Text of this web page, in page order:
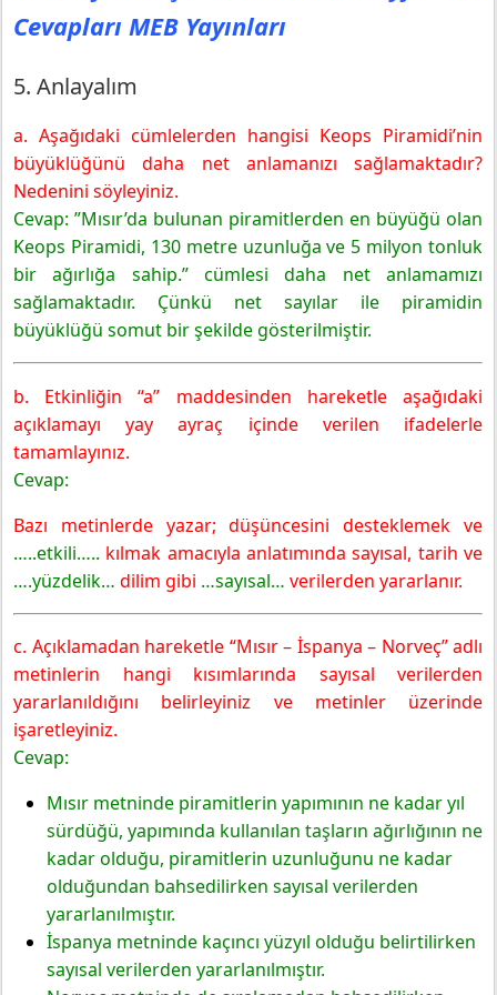
Cevapları MEB Yayınları
5. Anlayalım
a. Aşağıdaki cümlelerden hangisi Keops Piramidi’nin
büyüklüğünü daha net anlamanızı sağlamaktadır?
Nedenini söyleyiniz.
Cevap: ”Mısır’da bulunan piramitlerden en büyüğü olan
Keops Piramidi, 130 metre uzunluğa ve 5 milyon tonluk
bir ağırlığa sahip.” cümlesi daha net anlamamızı
sağlamaktadır. Çünkü net sayılar ile piramidin
büyüklüğü somut bir şekilde gösterilmiştir.
b. Etkinliğin “a” maddesinden hareketle aşağıdaki
açıklamayı yay ayraç içinde verilen ifadelerle
tamamlayınız.
Cevap:
Bazı metinlerde yazar; düşüncesini desteklemek ve
…..etkili….. kılmak amacıyla anlatımında sayısal, tarih ve
….yüzdelik… dilim gibi …sayısal… verilerden yararlanır.
c. Açıklamadan hareketle “Mısır – İspanya – Norveç” adlı
metinlerin hangi kısımlarında sayısal verilerden
yararlanıldığını belirleyiniz ve metinler üzerinde
işaretleyiniz.
Cevap:
Mısır metninde piramitlerin yapımının ne kadar yıl
sürdüğü, yapımında kullanılan taşların ağırlığının ne
kadar olduğu, piramitlerin uzunluğunu ne kadar
olduğundan bahsedilirken sayısal verilerden
yararlanılmıştır.
İspanya metninde kaçıncı yüzyıl olduğu belirtilirken
sayısal verilerden yararlanılmıştır.